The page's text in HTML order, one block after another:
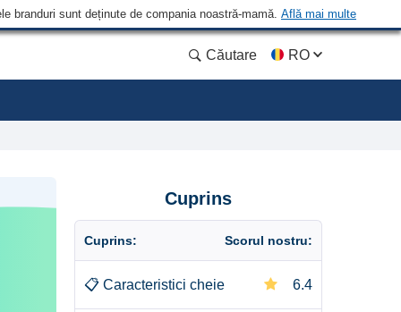
branduri sunt deținute de compania noastră-mamă. Află mai multe
Căutare RO
Cuprins
Cuprins: Scorul nostru:
📋 Caracteristici cheie 6.4